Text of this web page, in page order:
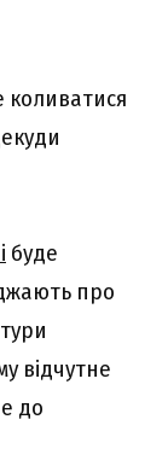
коливатися
буде
про
відчутне
до